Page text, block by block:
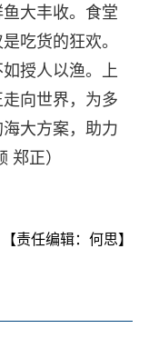
大丰收。食堂
吃货的狂欢。
授人以渔。上
向世界，为多
大方案，助力
郑正）
【责任编辑：何思】